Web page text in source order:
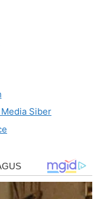
Siber